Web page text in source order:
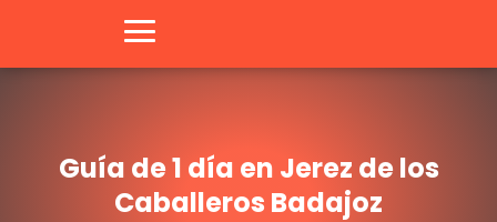
Guía de 1 día en Jerez de los
Caballeros Badajoz